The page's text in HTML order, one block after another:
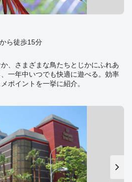
ら徒歩15分
、さまざまな鳥たちとじかにふれあ
一年中いつでも快適に遊べる。効率
ポイントを一挙に紹介。